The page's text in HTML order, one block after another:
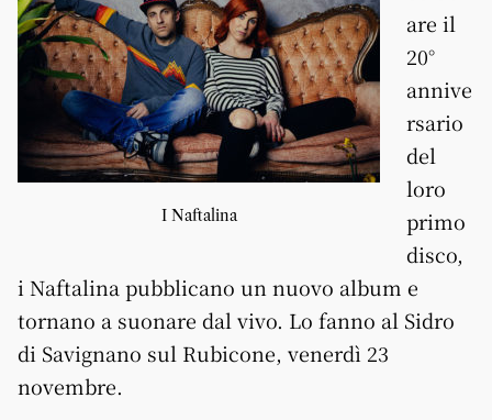
I Naftalina
are il
20°
annive
rsario
del
loro
primo
disco,
i Naftalina pubblicano un nuovo album e
tornano a suonare dal vivo. Lo fanno al Sidro
di Savignano sul Rubicone, venerdì 23
novembre.